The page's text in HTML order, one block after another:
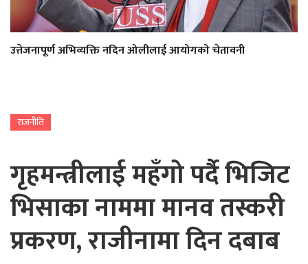
उत्तेजनापूर्ण अभिव्यक्ति नदिन ओलीलाई आयोगको चेतावनी
राजनीति
गृहमन्त्रीलाई महँगो पर्दै भिजिट
भिसाका नाममा मानव तस्करी
प्रकरण, राजीनामा दिन दबाब